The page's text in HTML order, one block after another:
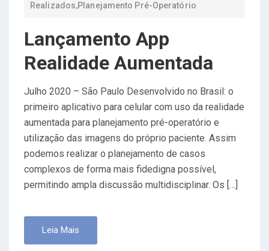
D
N
Realizados,Planejamento Pré-Operatório
Lançamento App
Realidade Aumentada
Julho 2020 – São Paulo Desenvolvido no Brasil: o
primeiro aplicativo para celular com uso da realidade
aumentada para planejamento pré-operatório e
utilização das imagens do próprio paciente. Assim
podemos realizar o planejamento de casos
complexos de forma mais fidedigna possível,
permitindo ampla discussão multidisciplinar. Os […]
Leia Mais